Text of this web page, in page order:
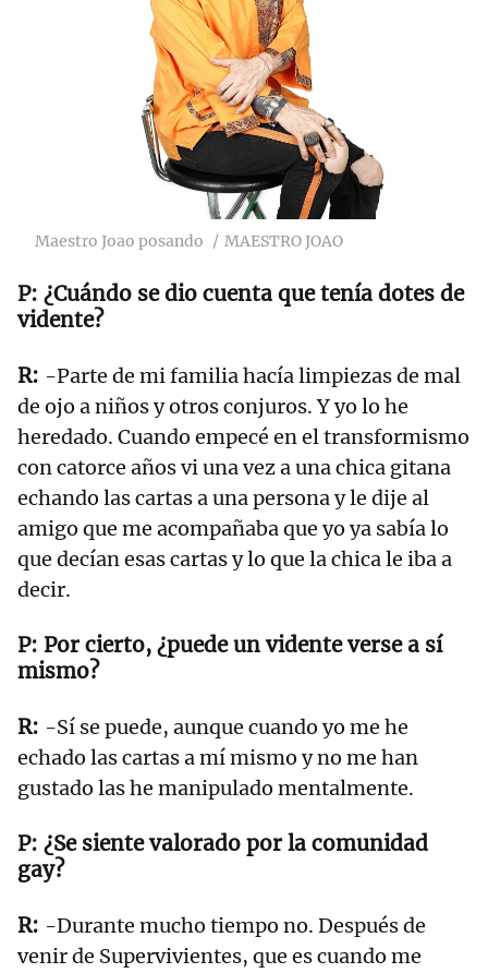
Maestro Joao posando MAESTRO JOAO
¿Cuándo se dio cuenta que tenía dotes de
vidente?
-Parte de mi familia hacía limpiezas de mal
de ojo a niños y otros conjuros. Y yo lo he
heredado. Cuando empecé en el transformismo
con catorce años vi una vez a una chica gitana
echando las cartas a una persona y le dije al
amigo que me acompañaba que yo ya sabía lo
que decían esas cartas y lo que la chica le iba a
decir.
Por cierto, ¿puede un vidente verse a sí
mismo?
-Sí se puede, aunque cuando yo me he
echado las cartas a mí mismo y no me han
gustado las he manipulado mentalmente.
¿Se siente valorado por la comunidad
gay?
-Durante mucho tiempo no. Después de
venir de Supervivientes, que es cuando me